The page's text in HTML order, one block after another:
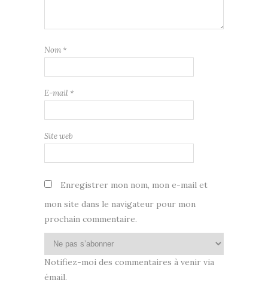
Nom *
E-mail *
Site web
Enregistrer mon nom, mon e-mail et
mon site dans le navigateur pour mon
prochain commentaire.
Notifiez-moi des commentaires à venir via
émail.